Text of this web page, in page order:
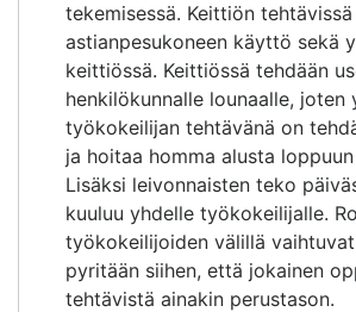
tekemisessä. Keittiön
astianpesukoneen käyttö sekä
keittiössä. Keittiössä tehdään
henkilökunnalle lounaalle, joten
työkokeilijan tehtävänä on
ja hoitaa homma alusta
Lisäksi leivonnaisten teko
kuuluu yhdelle työkokeilijalle.
työkokeilijoiden välillä
pyritään siihen, että jokainen
tehtävistä ainakin perustason.